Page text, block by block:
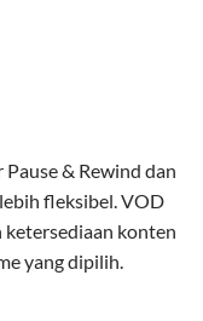
Fiber To The
ke rumah
& Rewind dan
fleksibel. VOD
ketersediaan konten
yang dipilih.